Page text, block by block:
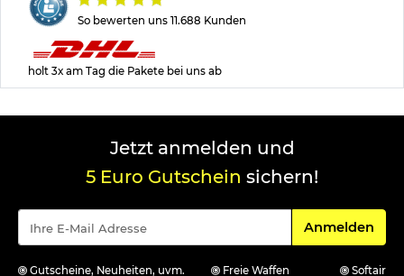
So bewerten uns 11.688 Kunden
holt 3x am Tag die Pakete bei uns ab
Jetzt anmelden und
5 Euro Gutschein sichern!
Für den
Anmelden
Gutscheine, Neuheiten, uvm. Freie Waffen
Softair